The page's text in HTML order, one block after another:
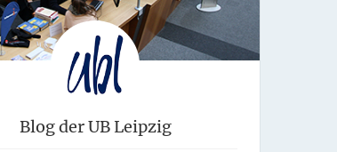
Blog der UB Leipzig